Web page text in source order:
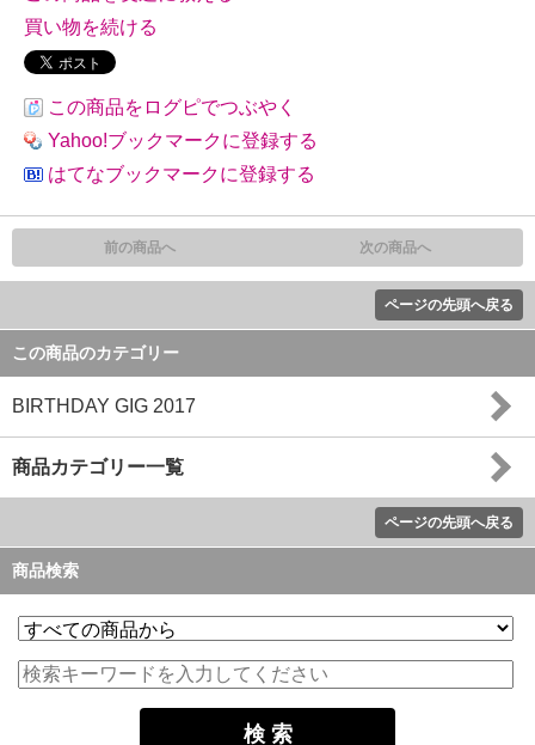
買い物を続ける
この商品をログピでつぶやく
Yahoo!ブックマークに登録する
はてなブックマークに登録する
前の商品へ 次の商品へ
ページの先頭へ戻る
この商品のカテゴリー
BIRTHDAY GIG 2017
商品カテゴリー一覧
ページの先頭へ戻る
商品検索